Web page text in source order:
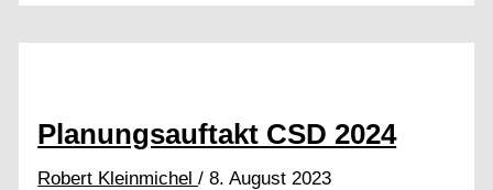
Chardonnay
Planungsauftakt CSD 2024
Robert Kleinmichel/8. August 2023